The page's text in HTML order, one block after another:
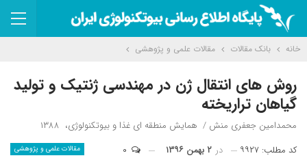
خانه بانک مقالات مقالات علمی و پژوهشی
روش های انتقال ژن در مهندسی ژنتیک و تولید
گیاهان تراریخته
محمدامین جعفری منش / همایش منطقه ای غذا و بیوتکنولوژی، ۱۳۸۸
مقالات علمی و پژوهشی کد مطلب: ۹۹۲۷ در ۲ بهمن ۱۳۹۶